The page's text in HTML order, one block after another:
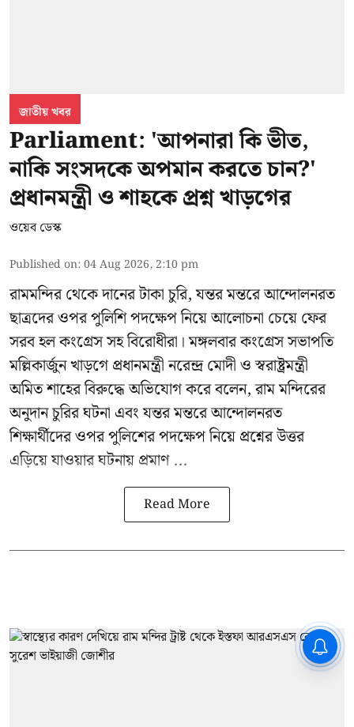
জাতীয় খবর
Parliament: 'আপনারা কি ভীত,
নাকি সংসদকে অপমান করতে চান?'
প্রধানমন্ত্রী ও শাহকে প্রশ্ন খাড়গের
ওয়েব ডেস্ক
Published on:04 Aug 2026, 2:10 pm
রামমন্দির থেকে দানের টাকা চুরি, যন্তর মন্তরে আন্দোলনরত
ছাত্রদের ওপর পুলিশি পদক্ষেপ নিয়ে আলোচনা চেয়ে ফের
সরব হল কংগ্রেস সহ বিরোধীরা। মঙ্গলবার কংগ্রেস সভাপতি
মল্লিকার্জুন খাড়গে প্রধানমন্ত্রী নরেন্দ্র মোদী ও স্বরাষ্ট্রমন্ত্রী
অমিত শাহের বিরুদ্ধে অভিযোগ করে বলেন, রাম মন্দিরের
অনুদান চুরির ঘটনা এবং যন্তর মন্তরে আন্দোলনরত
শিক্ষার্থীদের ওপর পুলিশের পদক্ষেপ নিয়ে প্রশ্নের উত্তর
এড়িয়ে যাওয়ার ঘটনায় প্রমাণ ...
Read More
CPIM: ৬০ লক্ষ নাম বিবেচনাধীন রেখে